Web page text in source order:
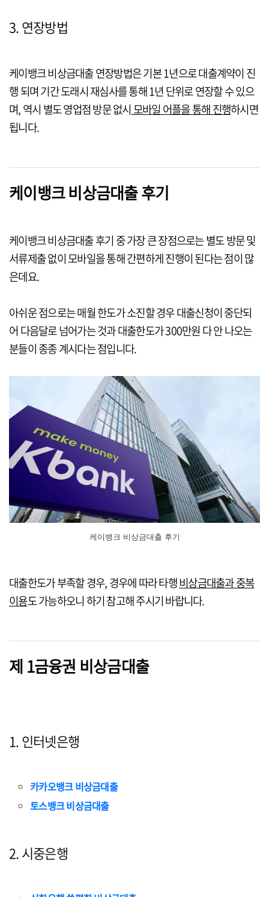
3. 연장방법
케이뱅크 비상금대출 연장방법은 기본 1년으로 대출계약이 진
행 되며 기간 도래시 재심사를 통해 1년 단위로 연장할 수 있으
며, 역시 별도 영업점 방문 없시 모바일 어플을 통해 진행하시면
됩니다.
케이뱅크 비상금대출 후기
케이뱅크 비상금대출 후기 중 가장 큰 장점으로는 별도 방문 및
서류제출 없이 모바일을 통해 간편하게 진행이 된다는 점이 많
은데요.
아쉬운 점으로는 매월 한도가 소진할 경우 대출신청이 중단되
어 다음달로 넘어가는 것과 대출한도가 300만원 다 안 나오는
분들이 종종 계시다는 점입니다.
케이뱅크 비상금대출 후기
대출한도가 부족할 경우, 경우에 따라 타행비상금대출과 중복
이용도 가능하오니 하기 참고해 주시기 바랍니다.
제 1금융권 비상금대출
1. 인터넷은행
카카오뱅크 비상금대출
토스뱅크 비상금대출
2. 시중은행